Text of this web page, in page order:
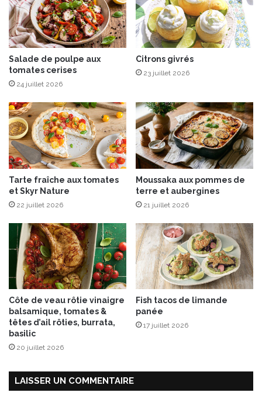
a
u
x
o
l
i
v
s
M
a
n
z
a
n
i
l
p
i
r
a
t
i
o
J
a
p
o
n
a
s
e
Salade de poulpe aux
tomates cerises
24 juillet 2026
Citrons givrés
23 juillet 2026
Tarte fraîche aux tomates
et Skyr Nature
22 juillet 2026
Moussaka aux pommes de
terre et aubergines
21 juillet 2026
Côte de veau rôtie vinaigre
balsamique, tomates &
têtes d’ail rôties, burrata,
basilic
20 juillet 2026
Fish tacos de limande
panée
17 juillet 2026
LAISSER UN COMMENTAIRE